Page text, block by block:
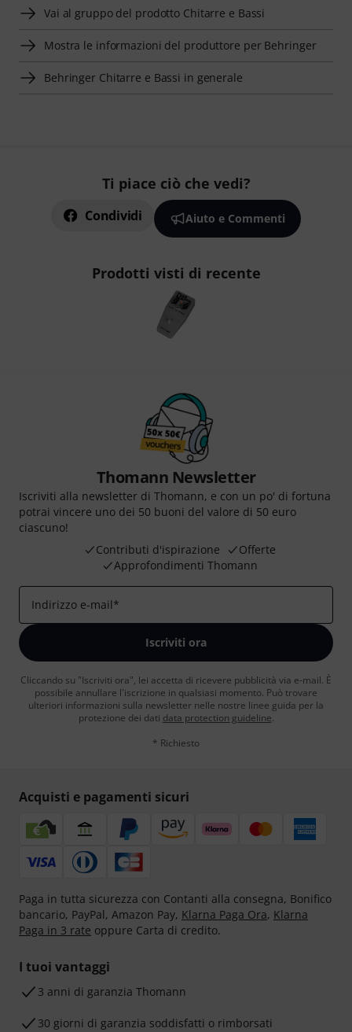
Vai al gruppo del prodotto Chitarre e Bassi
Mostra le informazioni del produttore per Behringer
Behringer Chitarre e Bassi in generale
Ti piace ciò che vedi?
Condividi Aiuto e Commenti
Prodotti visti di recente
Thomann Newsletter
Iscriviti alla newsletter di Thomann, e con un po' di fortuna
potrai vincere uno dei 50 buoni del valore di 50 euro
ciascuno!
Contributi d'ispirazione
Offerte
Approfondimenti Thomann
Indirizzo e-mail*
Iscriviti ora
Cliccando su "Iscriviti ora", lei accetta di ricevere pubblicità via e-mail. È
possibile annullare l'iscrizione in qualsiasi momento. Può trovare
ulteriori informazioni sulla newsletter nelle nostre linee guida per la
protezione dei dati data protection guideline.
* Richiesto
Acquisti e pagamenti sicuri
Paga in tutta sicurezza con Contanti alla consegna, Bonifico
bancario, PayPal, Amazon Pay, Klarna Paga Ora, Klarna
Paga in 3 rate oppure Carta di credito.
I tuoi vantaggi
3 anni di garanzia Thomann
30 giorni di garanzia soddisfatti o rimborsati